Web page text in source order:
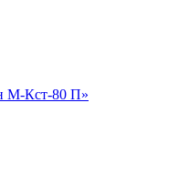
М-Кст-80 П»